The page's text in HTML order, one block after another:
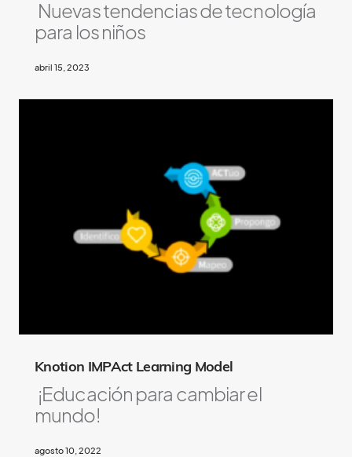
Nuevas tendencias de tecnología
para los niños
abril 15, 2023
Knotion IMPAct Learning Model
¡Educación para cambiar el
mundo!
agosto 10, 2022